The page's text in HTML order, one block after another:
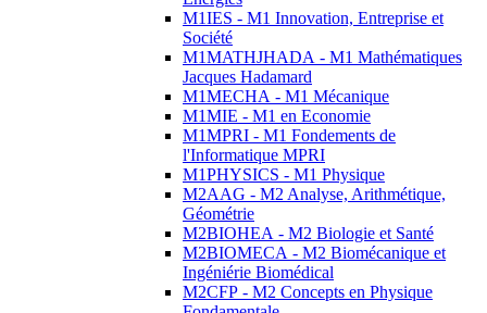
M1IES - M1 Innovation, Entreprise et
Société
M1MATHJHADA - M1 Mathématiques
Jacques Hadamard
M1MECHA - M1 Mécanique
M1MIE - M1 en Economie
M1MPRI - M1 Fondements de
l'Informatique MPRI
M1PHYSICS - M1 Physique
M2AAG - M2 Analyse, Arithmétique,
Géométrie
M2BIOHEA - M2 Biologie et Santé
M2BIOMECA - M2 Biomécanique et
Ingéniérie Biomédical
M2CFP - M2 Concepts en Physique